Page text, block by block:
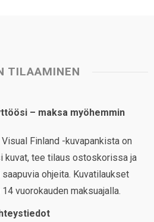
TILAAMINEN
– maksa myöhemmin
Finland -kuvapankista on
kuvat, tee tilaus ostoskorissa ja
ohjeita. Kuvatilaukset
vuorokauden maksuajalla.